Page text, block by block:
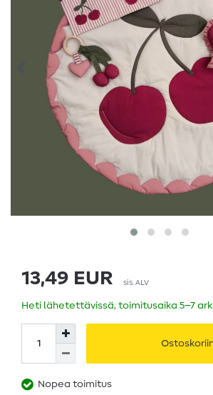
13,49 EUR sis. ALV
Heti lähetettävissä, toimitusaika 5–7
Nopea toimitus